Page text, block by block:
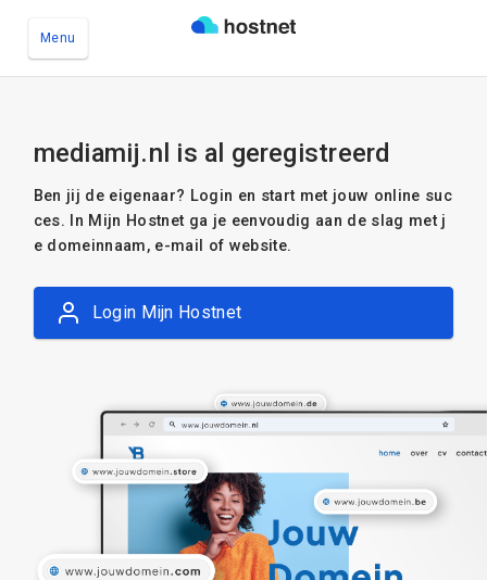
Menu
mediamij.nl is al geregistreerd
Ben jij de eigenaar? Login en start met jouw online suc
ces. In Mijn Hostnet ga je eenvoudig aan de slag met j
e domeinnaam, e-mail of website.
Login Mijn Hostnet